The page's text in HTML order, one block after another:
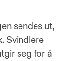
sendes ut,
Svindlere
seg for å